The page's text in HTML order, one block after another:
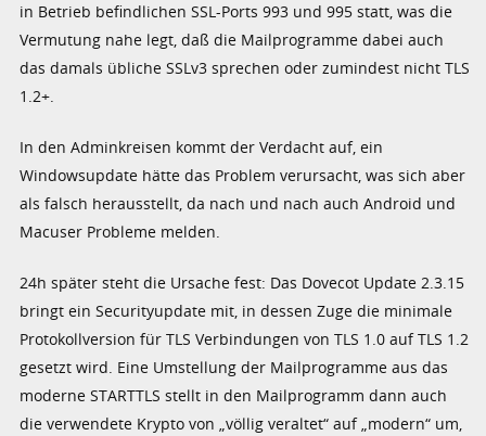
in Betrieb befindlichen SSL-Ports 993 und 995 statt, was die
Vermutung nahe legt, daß die Mailprogramme dabei auch
das damals übliche SSLv3 sprechen oder zumindest nicht TLS
1.2+.
In den Adminkreisen kommt der Verdacht auf, ein
Windowsupdate hätte das Problem verursacht, was sich aber
als falsch herausstellt, da nach und nach auch Android und
Macuser Probleme melden.
24h später steht die Ursache fest: Das Dovecot Update 2.3.15
bringt ein Securityupdate mit, in dessen Zuge die minimale
Protokollversion für TLS Verbindungen von TLS 1.0 auf TLS 1.2
gesetzt wird. Eine Umstellung der Mailprogramme aus das
moderne STARTTLS stellt in den Mailprogramm dann auch
die verwendete Krypto von „völlig veraltet“ auf „modern“ um,